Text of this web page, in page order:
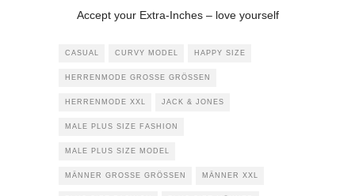
Accept your Extra-Inches – love yourself
CASUAL CURVY MODEL HAPPY SIZE
HERRENMODE GROSSE GRÖSSEN
HERRENMODE XXL JACK & JONES
MALE PLUS SIZE FASHION
MALE PLUS SIZE MODEL
MÄNNER GROSSE GRÖSSEN MÄNNER XXL